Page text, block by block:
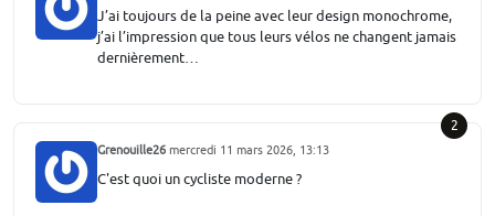
J’ai toujours de la peine avec leur design monochrome,
j’ai l’impression que tous leurs vélos ne changent jamais
dernièrement…
2
Grenouille26 mercredi 11 mars 2026, 13:13
C'est quoi un cycliste moderne ?